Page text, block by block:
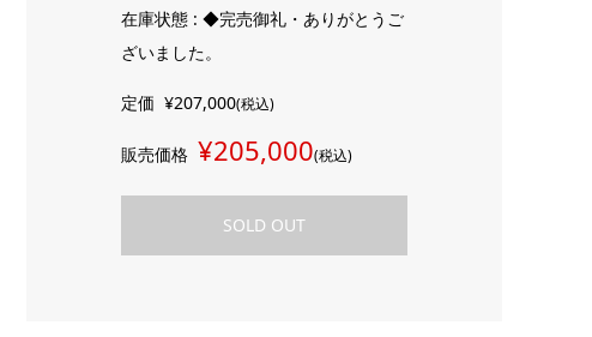
在庫状態 : ◆完売御礼・ありがとうご
ざいました。
定価¥207,000(税込)
販売価格 ¥205,000(税込)
SOLD OUT